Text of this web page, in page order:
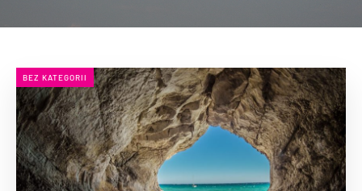
BEZ KATEGORII